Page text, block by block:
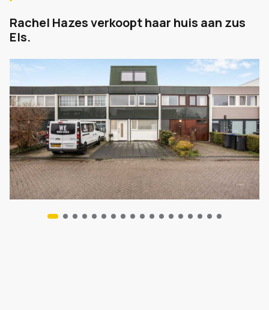
Rachel Hazes verkoopt haar huis aan zus
Els.